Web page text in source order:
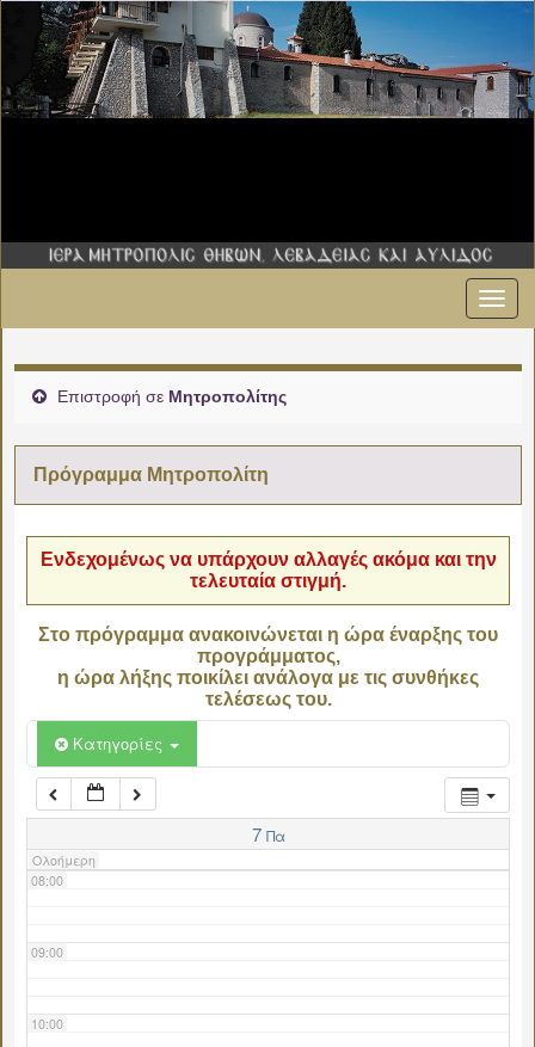
Επιστροφή σε Μητροπολίτης
Πρόγραμμα Μητροπολίτη
Ενδεχομένως να υπάρχουν αλλαγές ακόμα και την
τελευταία στιγμή.
Στο πρόγραμμα ανακοινώνεται η ώρα έναρξης του
προγράμματος,
η ώρα λήξης ποικίλει ανάλογα με τις συνθήκες
τελέσεως του.
Κατηγορίες
7 Πα
Ολοήμερη
02:00
06:00
07:00
08:00
09:00
10:00